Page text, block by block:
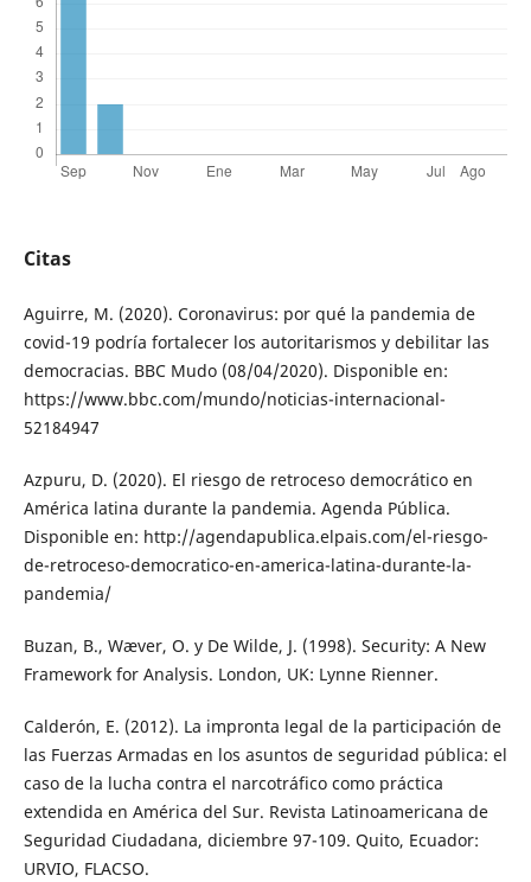
Citas
Aguirre, M. (2020). Coronavirus: por qué la pandemia de
covid-19 podría fortalecer los autoritarismos y debilitar las
democracias. BBC Mudo (08/04/2020). Disponible en:
https://www.bbc.com/mundo/noticias-internacional-
52184947
Azpuru, D. (2020). El riesgo de retroceso democrático en
América latina durante la pandemia. Agenda Pública.
Disponible en: http://agendapublica.elpais.com/el-riesgo-
de-retroceso-democratico-en-america-latina-durante-la-
pandemia/
Buzan, B., Wæver, O. y De Wilde, J. (1998). Security: A New
Framework for Analysis. London, UK: Lynne Rienner.
Calderón, E. (2012). La impronta legal de la participación de
las Fuerzas Armadas en los asuntos de seguridad pública: el
caso de la lucha contra el narcotráfico como práctica
extendida en América del Sur. Revista Latinoamericana de
Seguridad Ciudadana, diciembre 97-109. Quito, Ecuador:
URVIO, FLACSO.